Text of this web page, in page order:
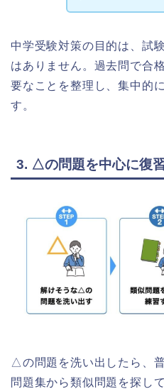
中学受験対策の目的は、試
はありません。過去問で合
要なことを整理し、集中的
す。
3. △の問題を中心に復
△の問題を洗い出したら、
問題集から類似問題を探し